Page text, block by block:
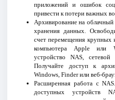
приложений и ошибок
привести к потери важных
Архивирование на облачный
хранения данных.
счет перемещения крупных
компьютера Apple или
устройство NAS,
Получайте доступ к
Windows, Finder или веб-
Расширенная работа с
доступных устройств